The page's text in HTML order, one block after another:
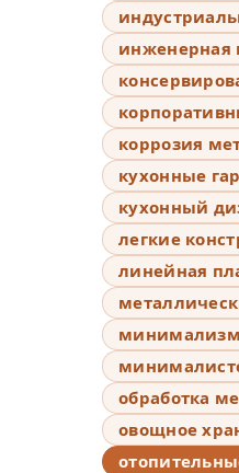
инженерная
коррозия
кухонные
кухонный
легкие
линейная
минимализм
обработка
овощное